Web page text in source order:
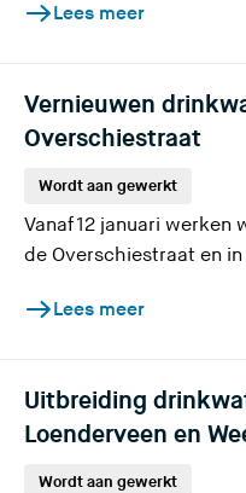
Lees meer
Vernieuwen
Overschiestraat
Wordt aan gewerkt
Vanaf ​12 januari werken
de Overschiestraat en
Lees meer
Uitbreiding
Loenderveen en
Wordt aan gewerkt